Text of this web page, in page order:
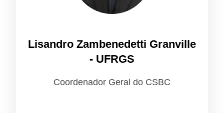
Lisandro Zambenedetti Granville
- UFRGS
Coordenador Geral do CSBC